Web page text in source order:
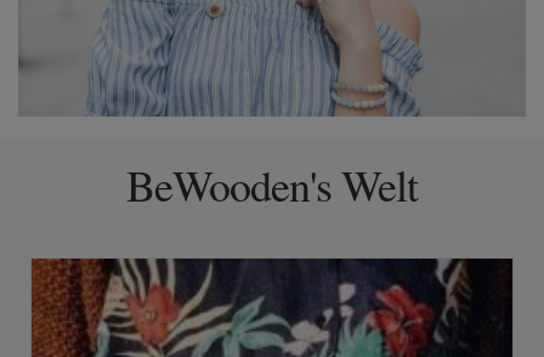
BeWooden's Welt